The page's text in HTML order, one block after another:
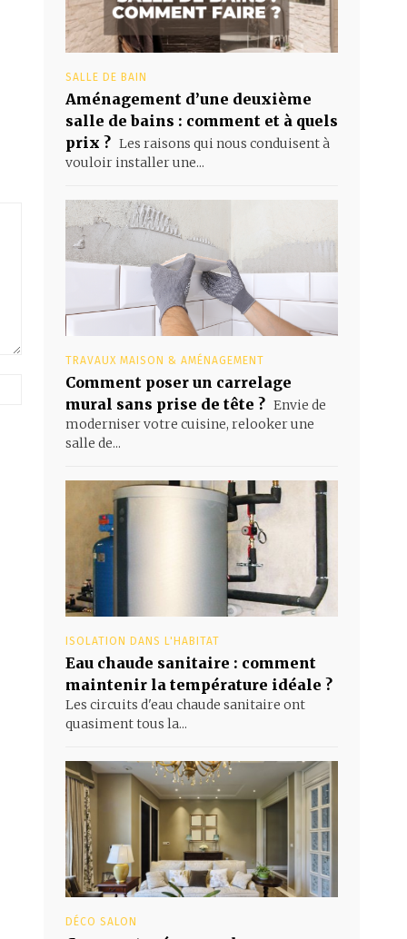
SALLE DE BAIN
Aménagement d’une deuxième
salle de bains : comment et à quels
prix ? Les raisons qui nous conduisent à
vouloir installer une...
TRAVAUX MAISON & AMÉNAGEMENT
Comment poser un carrelage
mural sans prise de tête ? Envie de
moderniser votre cuisine, relooker une
salle de...
ISOLATION DANS L'HABITAT
Eau chaude sanitaire : comment
maintenir la température idéale ?
Les circuits d'eau chaude sanitaire ont
quasiment tous la...
DÉCO SALON